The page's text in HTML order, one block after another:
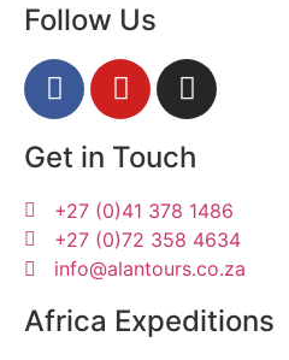
Follow Us
Get in Touch
+27 (0)41 378 1486
+27 (0)72 358 4634
info@alantours.co.za
Africa Expeditions